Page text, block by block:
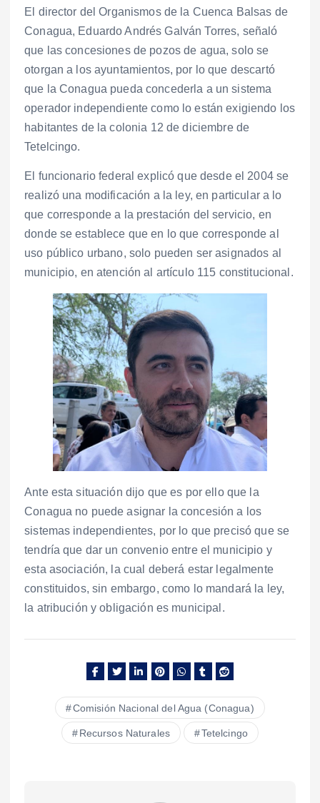
El director del Organismos de la Cuenca Balsas de
Conagua, Eduardo Andrés Galván Torres, señaló
que las concesiones de pozos de agua, solo se
otorgan a los ayuntamientos, por lo que descartó
que la Conagua pueda concederla a un sistema
operador independiente como lo están exigiendo los
habitantes de la colonia 12 de diciembre de
Tetelcingo.
El funcionario federal explicó que desde el 2004 se
realizó una modificación a la ley, en particular a lo
que corresponde a la prestación del servicio, en
donde se establece que en lo que corresponde al
uso público urbano, solo pueden ser asignados al
municipio, en atención al artículo 115 constitucional.
Ante esta situación dijo que es por ello que la
Conagua no puede asignar la concesión a los
sistemas independientes, por lo que precisó que se
tendría que dar un convenio entre el municipio y
esta asociación, la cual deberá estar legalmente
constituidos, sin embargo, como lo mandará la ley,
la atribución y obligación es municipal.
Comisión Nacional del Agua (Conagua)
Recursos Naturales Tetelcingo